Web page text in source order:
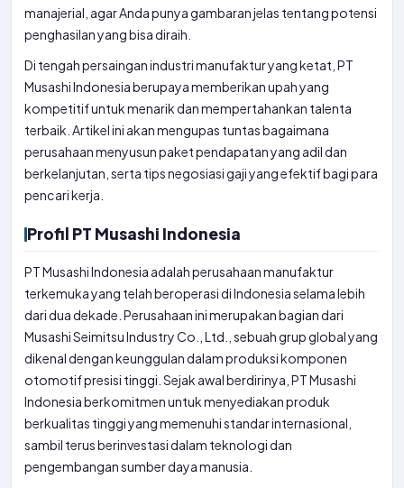
manajerial, agar Anda punya gambaran jelas tentang potensi
penghasilan yang bisa diraih.
Di tengah persaingan industri manufaktur yang ketat, PT
Musashi Indonesia berupaya memberikan upah yang
kompetitif untuk menarik dan mempertahankan talenta
terbaik. Artikel ini akan mengupas tuntas bagaimana
perusahaan menyusun paket pendapatan yang adil dan
berkelanjutan, serta tips negosiasi gaji yang efektif bagi para
pencari kerja.
Profil PT Musashi Indonesia
PT Musashi Indonesia adalah perusahaan manufaktur
terkemuka yang telah beroperasi di Indonesia selama lebih
dari dua dekade. Perusahaan ini merupakan bagian dari
Musashi Seimitsu Industry Co., Ltd., sebuah grup global yang
dikenal dengan keunggulan dalam produksi komponen
otomotif presisi tinggi. Sejak awal berdirinya, PT Musashi
Indonesia berkomitmen untuk menyediakan produk
berkualitas tinggi yang memenuhi standar internasional,
sambil terus berinvestasi dalam teknologi dan
pengembangan sumber daya manusia.